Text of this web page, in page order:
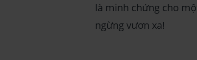
là minh chứng cho
ngừng vươn xa!